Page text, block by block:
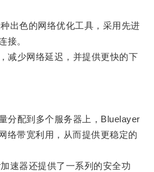
色的网络优化工具，采用先进
接。
少网络延迟，并提供更快的下
配到多个服务器上，Bluelayer
络带宽利用，从而提供更稳定的
器还提供了一系列的安全功